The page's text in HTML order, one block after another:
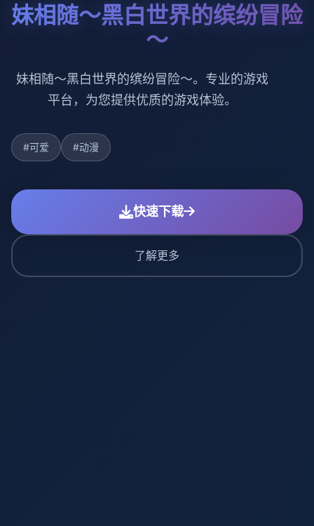
妹相随～黑白世界的缤纷冒险
～
妹相随～黑白世界的缤纷冒险～。专业的游戏
平台，为您提供优质的游戏体验。
#可爱 #动漫
快速下载
了解更多